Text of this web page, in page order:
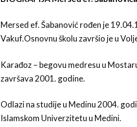
Mersed ef. Šabanović rođen je
Vakuf.Osnovnu školu završio je u
Karađoz – begovu medresu u
završava 2001. godine.
Odlazi na studije u Medinu 2004.
Islamskom Univerzitetu u Medini.